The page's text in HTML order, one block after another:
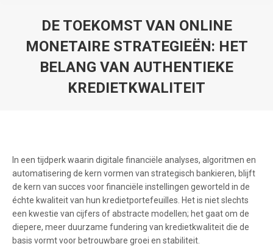
DE TOEKOMST VAN ONLINE
MONETAIRE STRATEGIEËN: HET
BELANG VAN AUTHENTIEKE
KREDIETKWALITEIT
In een tijdperk waarin digitale financiële analyses, algoritmen en
automatisering de kern vormen van strategisch bankieren, blijft
de kern van succes voor financiële instellingen geworteld in de
échte kwaliteit van hun kredietportefeuilles. Het is niet slechts
een kwestie van cijfers of abstracte modellen; het gaat om de
diepere, meer duurzame fundering van kredietkwaliteit die de
basis vormt voor betrouwbare groei en stabiliteit.